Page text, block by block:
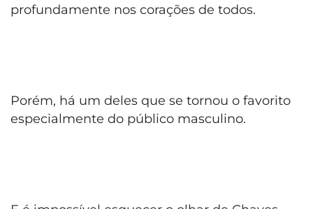
profundamente nos corações de todos.
Porém, há um deles que se tornou o favorito
especialmente do público masculino.